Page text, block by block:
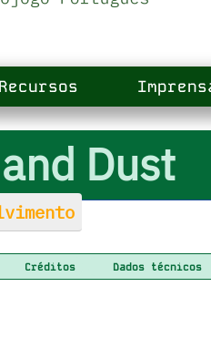
Dust
Créditos Dados técnicos